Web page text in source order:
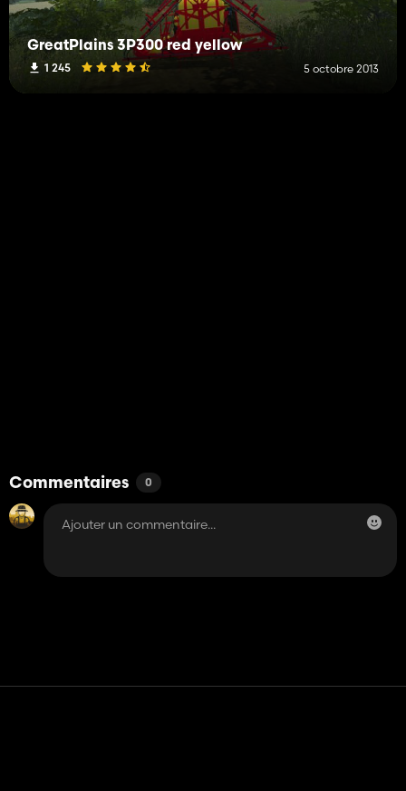
GreatPlains 3P300 red yellow
1 245 5 octobre 2013
Commentaires 0